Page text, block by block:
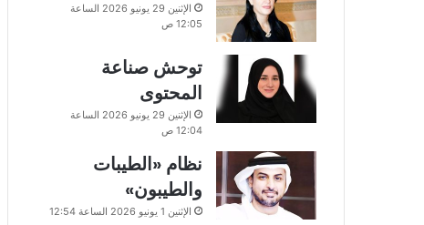
الإثنين 29 يونيو 2026 الساعة
12:05 ص
توحش صناعة
المحتوى
الإثنين 29 يونيو 2026 الساعة
12:04 ص
نظام «الطيبات
والطيبون»
الإثنين 1 يونيو 2026 الساعة 12:54